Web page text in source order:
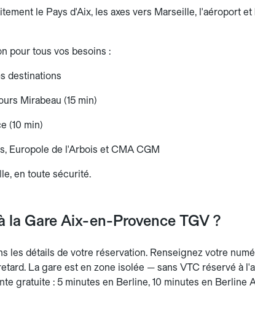
le Pays d'Aix, les axes vers Marseille, l'aéroport
pour tous vos besoins :
destinations
Mirabeau (15 min)
(10 min)
Europole de l'Arbois et CMA CGM
en toute sécurité.
Gare Aix-en-Provence TGV ?
les détails de votre réservation. Renseignez votre
La gare est en zone isolée — sans VTC réservé à
gratuite : 5 minutes en Berline, 10 minutes en Berline